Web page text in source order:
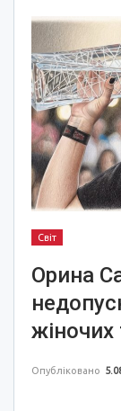
Світ
Орина
жіночих
Опубліковано